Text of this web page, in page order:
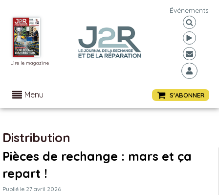
Lire le magazine
Événements
Menu S'ABONNER
Distribution
Pièces de rechange : mars et ça
repart !
Publié le 27 avril 2026